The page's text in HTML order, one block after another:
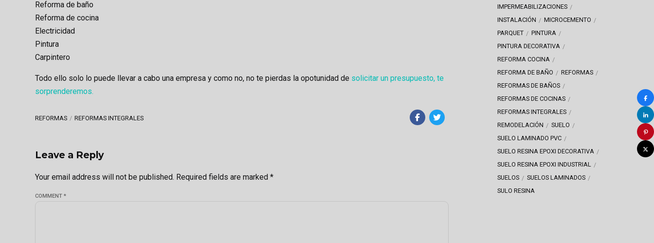
Reforma de baño
Reforma de cocina
Electricidad
Pintura
Carpintero
Todo ello solo lo puede llevar a cabo una empresa y como no, no te pierdas la opotunidad de solicitar un presupuesto, te
sorprenderemos.
REFORMAS REFORMAS INTEGRALES
Leave a Reply
Your email address will not be published. Required fields are marked *
COMMENT *
IMPERMEABILIZACIONES
INSTALACIÓN
MICROCEMENTO
PARQUET
PINTURA
PINTURA DECORATIVA
REFORMA COCINA
REFORMA DE BAÑO
REFORMAS
REFORMAS DE BAÑOS
REFORMAS DE COCINAS
REFORMAS INTEGRALES
REMODELACIÓN
SUELO
SUELO LAMINADO PVC
SUELO RESINA EPOXI DECORATIVA
SUELO RESINA EPOXI INDUSTRIAL
SUELOS
SUELOS LAMINADOS
SULO RESINA